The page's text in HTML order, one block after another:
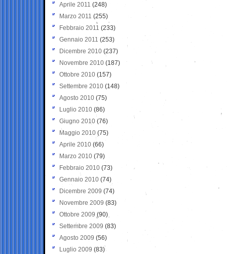
Aprile 2011 (248)
Marzo 2011 (255)
Febbraio 2011 (233)
Gennaio 2011 (253)
Dicembre 2010 (237)
Novembre 2010 (187)
Ottobre 2010 (157)
Settembre 2010 (148)
Agosto 2010 (75)
Luglio 2010 (86)
Giugno 2010 (76)
Maggio 2010 (75)
Aprile 2010 (66)
Marzo 2010 (79)
Febbraio 2010 (73)
Gennaio 2010 (74)
Dicembre 2009 (74)
Novembre 2009 (83)
Ottobre 2009 (90)
Settembre 2009 (83)
Agosto 2009 (56)
Luglio 2009 (83)